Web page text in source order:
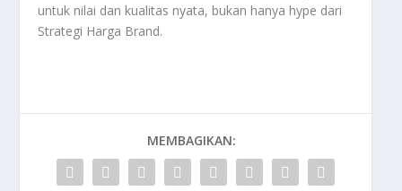
untuk nilai dan kualitas nyata, bukan hanya hype dari
Strategi Harga Brand.
MEMBAGIKAN: